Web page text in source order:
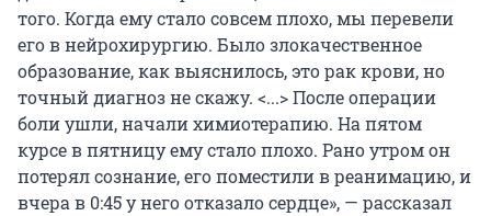
того. Когда ему стало совсем плохо, мы перевели
его в нейрохирургию. Было злокачественное
образование, как выяснилось, это рак крови, но
точный диагноз не скажу. <...> После операции
боли ушли, начали химиотерапию. На пятом
курсе в пятницу ему стало плохо. Рано утром он
потерял сознание, его поместили в реанимацию, и
вчера в 0:45 у него отказало сердце», — рассказал